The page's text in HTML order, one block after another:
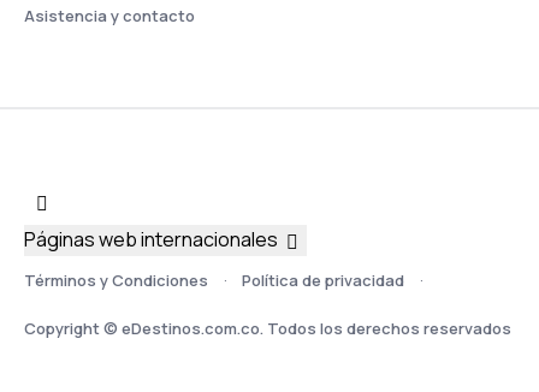
Asistencia y contacto
Términos y Condiciones Política de privacidad
Copyright © eDestinos.com.co. Todos los derechos reservados
Páginas web internacionales